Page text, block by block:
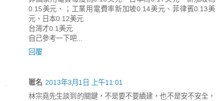
0.15美元、；工業用電費率新加坡0.14美元、菲律賓0.13美
元、日本0.12美元
台灣才0.1美元
自己參考一下吧...
回覆
匿名 2013年3月1日 上午11:01
林宗堯先生談到的關鍵，不是要不要續建，也不是安不安全，